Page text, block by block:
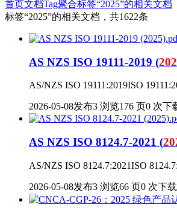
首页文档Tag聚合标签“2025”的相关文档
标签“2025”的相关文档，共1622条
AS NZS ISO 19111-2019 (
AS/NZS ISO 19111:2019ISO
2026-05-08发布3 浏览176 页0 次下
AS NZS ISO 8124.7-2021 (
AS/NZS ISO 8124.7:2021ISO
2026-05-08发布3 浏览66 页0 次下载